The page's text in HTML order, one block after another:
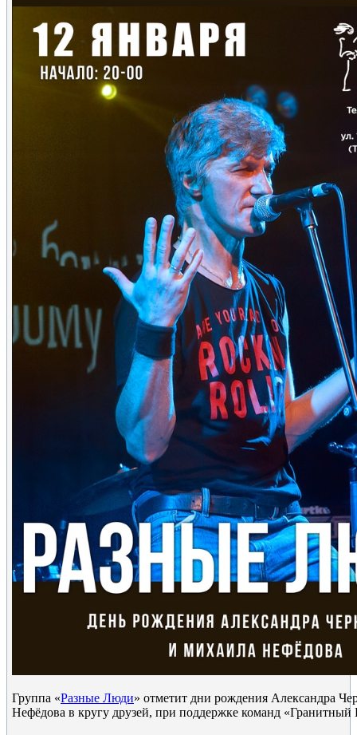
Группа «Разные Люди» отметит дни рождения Александра
Нефёдова в кругу друзей, при поддержке команд «Гранитный